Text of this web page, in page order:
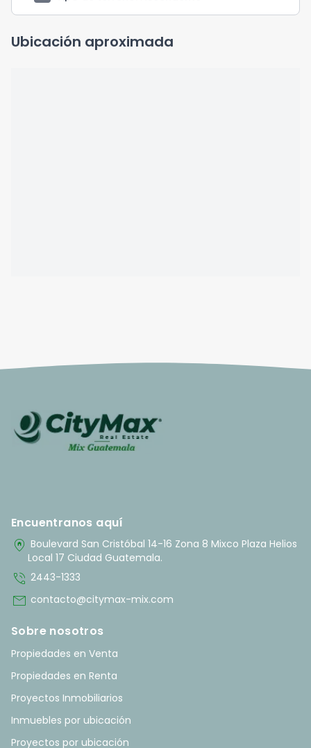
Ubicación aproximada
Encuentranos aquí
home_pin Boulevard San Cristóbal 14-16 Zona 8 Mixco Plaza Helios
Local 17 Ciudad Guatemala.
phone_in_talk 2443-1333
mail contacto@citymax-mix.com
Sobre nosotros
Propiedades en Venta
Propiedades en Renta
Proyectos Inmobiliarios
Inmuebles por ubicación
Proyectos por ubicación